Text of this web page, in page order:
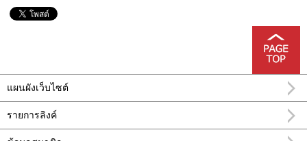
แผนผังเว็บไซต์
รายการลิงค์